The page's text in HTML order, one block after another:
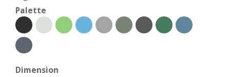
Palette
Dimension